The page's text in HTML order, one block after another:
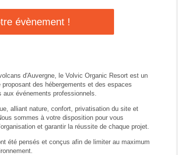
évènement !
d'Auvergne, le Volvic Organic Resort est un
des hébergements et des espaces
aux événements professionnels.
alliant nature, confort, privatisation du site et
sommes à votre disposition pour vous
et garantir la réussite de chaque projet.
été pensés et conçus afin de limiter au maximum